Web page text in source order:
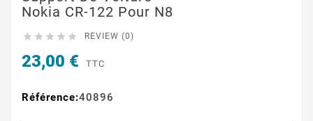
Nokia CR-122 Pour N8
     REVIEW (0)
23,00 € TTC
Référence:40896